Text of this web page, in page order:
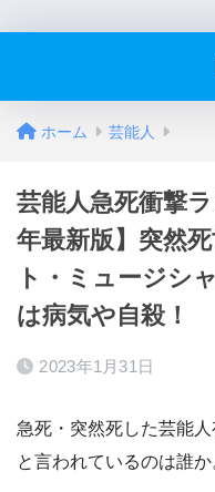
ホーム 芸能人
芸能人急死衝撃
年最新版】突然
ト・ミュージシ
は病気や自殺！
2023年1月31日
急死・突然死した芸能
と言われているのは誰か